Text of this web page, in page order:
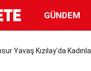
GÜNDEM
Yavaş Kızılay'da